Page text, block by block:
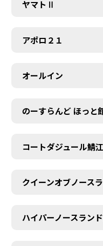
ヤマトⅡ
アポロ２１
オールイン
のーすらんど ほっと
コートダジュール鯖
クイーンオブノース
ハイパーノースラン